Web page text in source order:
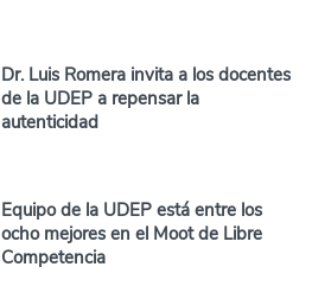
Dr. Luis Romera invita a los docentes
de la UDEP a repensar la
autenticidad
Equipo de la UDEP está entre los
ocho mejores en el Moot de Libre
Competencia